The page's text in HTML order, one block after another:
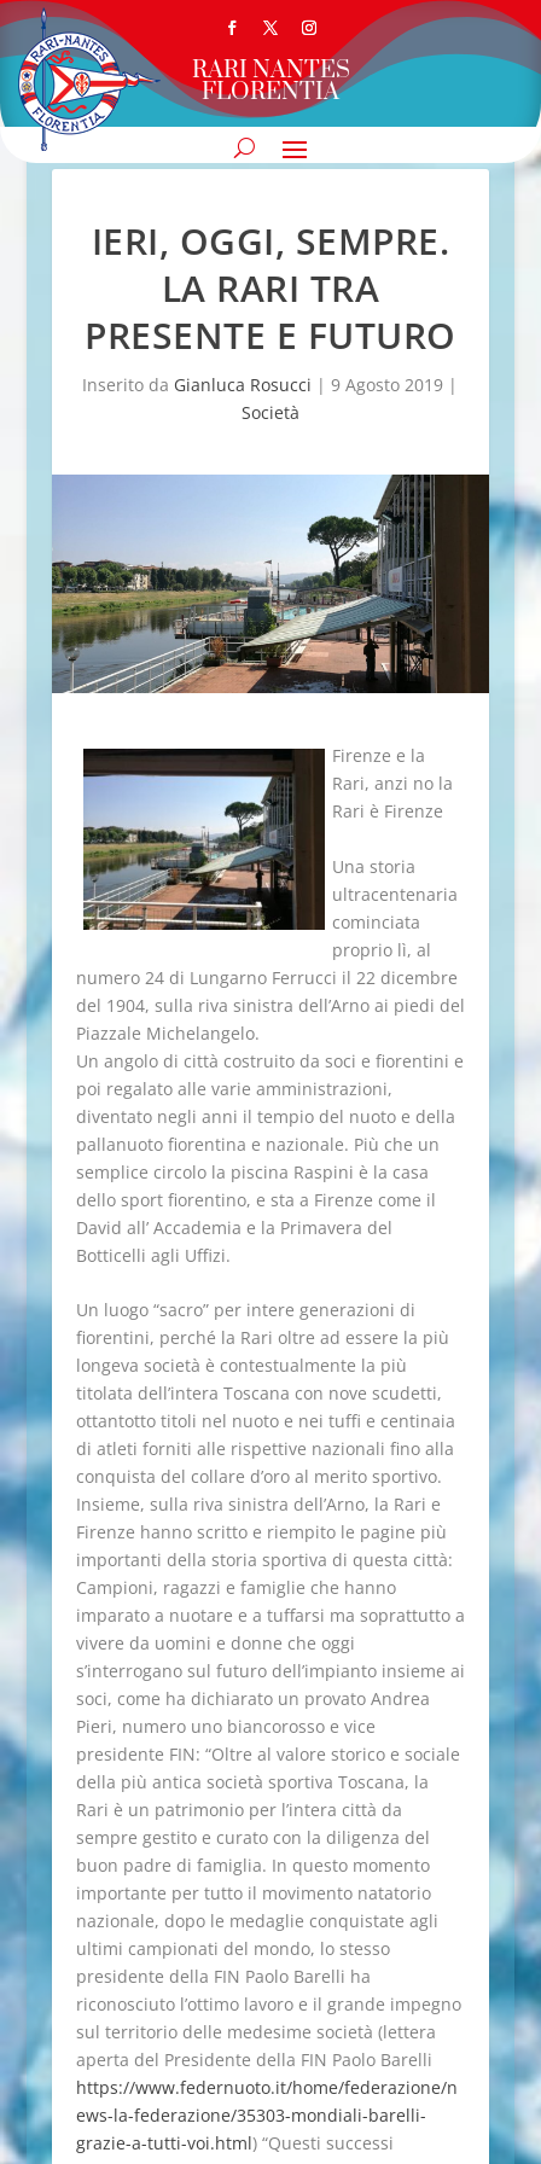
RARI NANTES
FLORENTIA
IERI, OGGI, SEMPRE.
LA RARI TRA
PRESENTE E FUTURO
Inserito da Gianluca Rosucci |9 Agosto 2019 |
Società
Firenze e la
Rari, anzi no la
Rari è Firenze
Una storia
ultracentenaria
cominciata
proprio lì, al
numero 24 di Lungarno Ferrucci il 22 dicembre
del 1904, sulla riva sinistra dell’Arno ai piedi del
Piazzale Michelangelo.
Un angolo di città costruito da soci e fiorentini e
poi regalato alle varie amministrazioni,
diventato negli anni il tempio del nuoto e della
pallanuoto fiorentina e nazionale. Più che un
semplice circolo la piscina Raspini è la casa
dello sport fiorentino, e sta a Firenze come il
David all’ Accademia e la Primavera del
Botticelli agli Uffizi.
Un luogo “sacro” per intere generazioni di
fiorentini, perché la Rari oltre ad essere la più
longeva società è contestualmente la più
titolata dell’intera Toscana con nove scudetti,
ottantotto titoli nel nuoto e nei tuffi e centinaia
di atleti forniti alle rispettive nazionali fino alla
conquista del collare d’oro al merito sportivo.
Insieme, sulla riva sinistra dell’Arno, la Rari e
Firenze hanno scritto e riempito le pagine più
importanti della storia sportiva di questa città:
Campioni, ragazzi e famiglie che hanno
imparato a nuotare e a tuffarsi ma soprattutto a
vivere da uomini e donne che oggi
s’interrogano sul futuro dell’impianto insieme ai
soci, come ha dichiarato un provato Andrea
Pieri, numero uno biancorosso e vice
presidente FIN: “Oltre al valore storico e sociale
della più antica società sportiva Toscana, la
Rari è un patrimonio per l’intera città da
sempre gestito e curato con la diligenza del
buon padre di famiglia. In questo momento
importante per tutto il movimento natatorio
nazionale, dopo le medaglie conquistate agli
ultimi campionati del mondo, lo stesso
presidente della FIN Paolo Barelli ha
riconosciuto l’ottimo lavoro e il grande impegno
sul territorio delle medesime società (lettera
aperta del Presidente della FIN Paolo Barelli
https://www.federnuoto.it/home/federazione/n
ews-la-federazione/35303-mondiali-barelli-
grazie-a-tutti-voi.html) “Questi successi